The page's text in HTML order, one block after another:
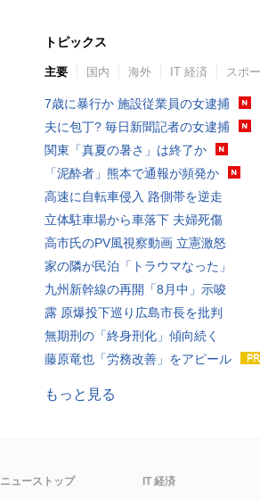
トピックス
主要 国内 海外 IT 経済 スポ
7歳に暴行か 施設従業員の女逮捕
夫に包丁? 毎日新聞記者の女逮捕
関東「真夏の暑さ」は終了か
「泥酔者」熊本で通報が頻発か
高速に自転車侵入 路側帯を逆走
立体駐車場から車落下 夫婦死傷
高市氏のPV風視察動画 立憲激怒
家の隣が民泊「トラウマなった」
九州新幹線の再開「8月中」示唆
露 原爆投下巡り広島市長を批判
無期刑の「終身刑化」傾向続く
藤原竜也「労務改善」をアピール
もっと見る
ニューストップ IT 経済